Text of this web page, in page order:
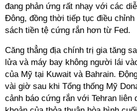
đang phản ứng rất nhạy với các
Đông, đồng thời tiếp tục điều
sách tiền tệ cứng rắn hơn từ Fed.
Căng thẳng địa chính trị gia tăng
lửa và máy bay không người lái
của Mỹ tại Kuwait và Bahrain.
vài giờ sau khi Tổng thống Mỹ
cảnh báo cứng rắn với Tehran liên